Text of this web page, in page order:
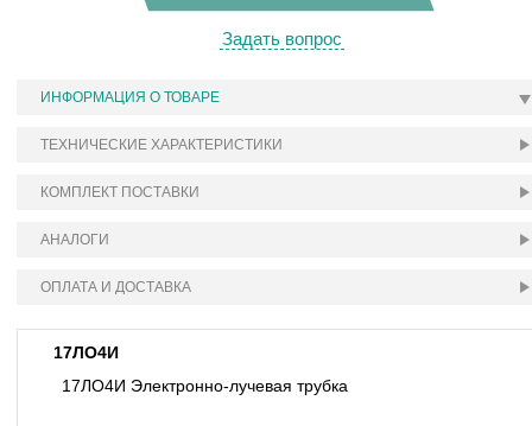
Задать вопрос
ИНФОРМАЦИЯ О ТОВАРЕ
ТЕХНИЧЕСКИЕ ХАРАКТЕРИСТИКИ
КОМПЛЕКТ ПОСТАВКИ
АНАЛОГИ
ОПЛАТА И ДОСТАВКА
17ЛО4И
17ЛО4И Электронно-лучевая трубка